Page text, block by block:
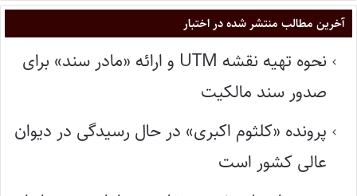
آخرین مطالب منتشر شده در اختبار
نحوه تهیه نقشه UTM و ارائه «مادر سند» برای
صدور سند مالکیت
پرونده «کلثوم اکبری» در حال رسیدگی در دیوان
عالی کشور است